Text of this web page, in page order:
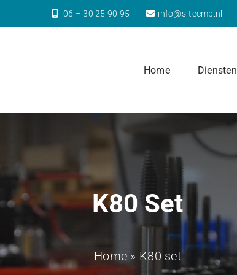
06 – 30 25 90 95 info@s-tecmb.nl
Home Diensten
K80 Set
Home » K80 set